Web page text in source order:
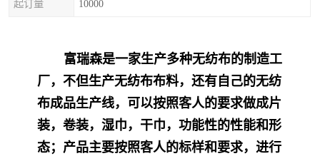
起订量 10000
富瑞森是一家生产多种无纺布的制造工
厂，不但生产无纺布布料，还有自己的无纺
布成品生产线，可以按照客人的要求做成片
装，卷装，湿巾，干巾，功能性的性能和形
态；产品主要按照客人的标样和要求，进行